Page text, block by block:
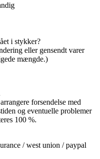
i stykker?
eller gensendt varer
mængde.)
forsendelse med
og eventuelle problemer
100 %.
/ west union / paypal